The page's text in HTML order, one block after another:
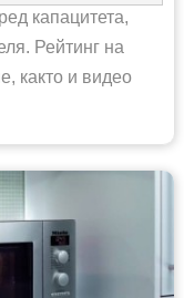
капацитета,
Рейтинг на
както и видео